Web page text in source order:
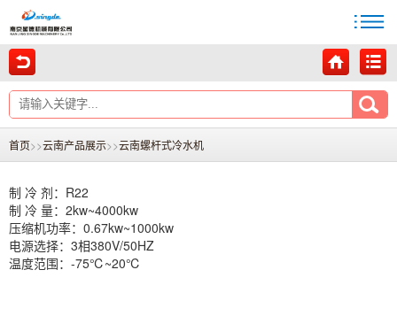
首页>>云南产品展示>>云南螺杆式冷水机
制 冷 剂：R22
制 冷 量：2kw~4000kw
压缩机功率：0.67kw~1000kw
电源选择：3相380V/50HZ
温度范围：-75℃~20℃